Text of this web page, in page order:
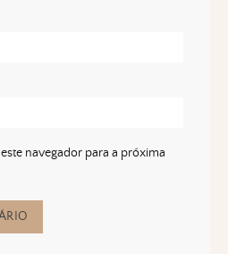
navegador para a próxima